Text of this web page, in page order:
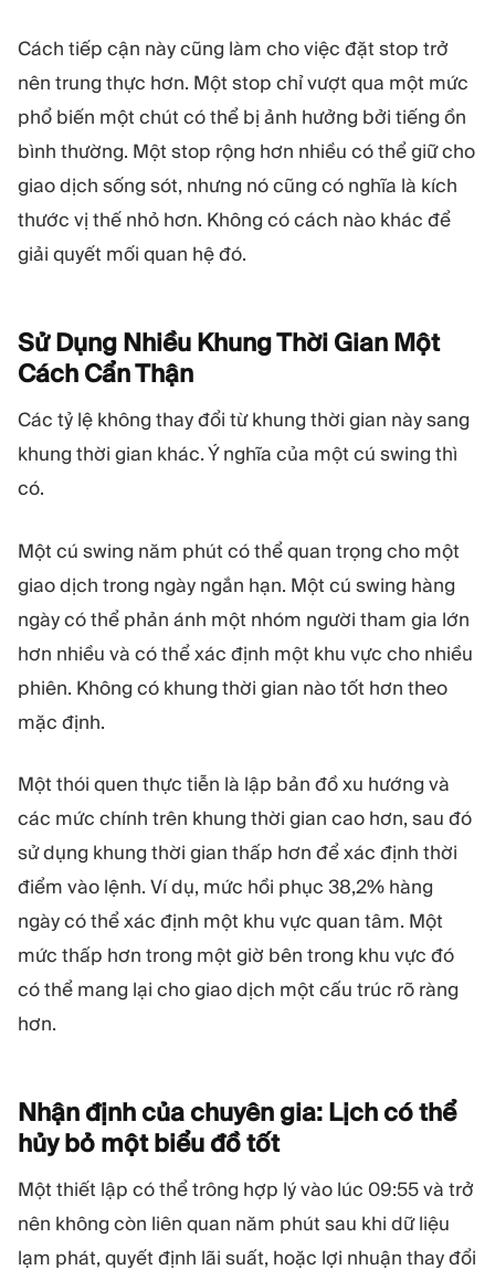
Cách tiếp cận này cũng làm cho việc đặt stop trở
nên trung thực hơn. Một stop chỉ vượt qua một mức
phổ biến một chút có thể bị ảnh hưởng bởi tiếng ồn
bình thường. Một stop rộng hơn nhiều có thể giữ cho
giao dịch sống sót, nhưng nó cũng có nghĩa là kích
thước vị thế nhỏ hơn. Không có cách nào khác để
giải quyết mối quan hệ đó.
Sử Dụng Nhiều Khung Thời Gian Một
Cách CẩnThận
Các tỷ lệ không thay đổi từ khung thời gian này sang
khung thời gian khác. Ý nghĩa của một cú swing thì
có.
Một cú swing năm phút có thể quan trọng cho một
giao dịch trong ngày ngắn hạn. Một cú swing hàng
ngày có thể phản ánh một nhóm người tham gia lớn
hơn nhiều và có thể xác định một khu vực cho nhiều
phiên. Không có khung thời gian nào tốt hơn theo
mặc định.
Một thói quen thực tiễn là lập bản đồ xu hướng và
các mức chính trên khung thời gian cao hơn, sau đó
sử dụng khung thời gian thấp hơn để xác định thời
điểm vào lệnh. Ví dụ, mức hồi phục 38,2% hàng
ngày có thể xác định một khu vực quan tâm. Một
mức thấp hơn trong một giờ bên trong khu vực đó
có thể mang lại cho giao dịch một cấu trúc rõ ràng
hơn.
Nhận định của chuyên gia: Lịch có thể
hủy bỏ một biểu đồtốt
Một thiết lập có thể trông hợp lý vào lúc 09:55 và trở
nên không còn liên quan năm phút sau khi dữ liệu
lạm phát, quyết định lãi suất, hoặc lợi nhuận thay đổi